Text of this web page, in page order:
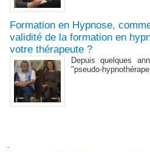
Formation en Hypnose,
validité de la formation en
votre thérapeute ?
Depuis quelques
"pseudo-